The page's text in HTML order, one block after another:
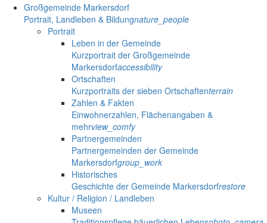
Großgemeinde Markersdorf
Portrait, Landleben & Bildungnature_people
Portrait
Leben in der Gemeinde
Kurzportrait der Großgemeinde
Markersdorfaccessibility
Ortschaften
Kurzportraits der sieben Ortschaftenterrain
Zahlen & Fakten
Einwohnerzahlen, Flächenangaben &
mehrview_comfy
Partnergemeinden
Partnergemeinden der Gemeinde
Markersdorfgroup_work
Historisches
Geschichte der Gemeinde Markersdorfrestore
Kultur / Religion / Landleben
Museen